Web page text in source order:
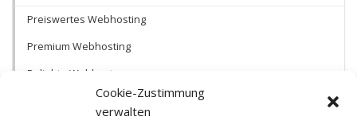
Cookie-Zustimmung
verwalten
Preiswertes Webhosting
Premium Webhosting
Beliebte Webhoster
Kostenlose SSL-Zertifikate